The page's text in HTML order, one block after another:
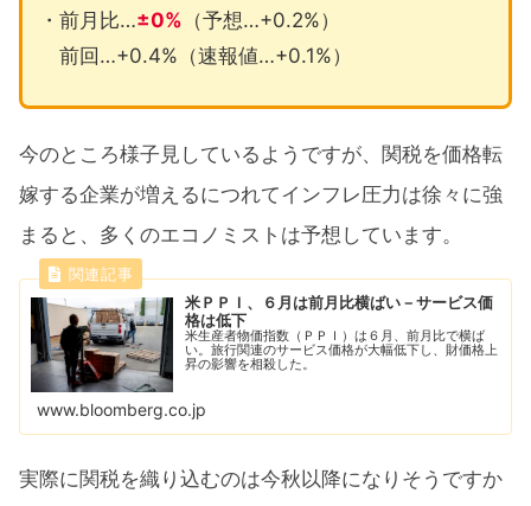
・前月比…±0% （予想…+0.2%）
前回…+0.4%（速報値…+0.1%）
今のところ様子見しているようですが、関税を価格転
嫁する企業が増えるにつれてインフレ圧力は徐々に強
まると、多くのエコノミストは予想しています。
米ＰＰＩ、６月は前月比横ばい－サービス価
格は低下
米生産者物価指数（ＰＰＩ）は６月、前月比で横ば
い。旅行関連のサービス価格が大幅低下し、財価格上
昇の影響を相殺した。
www.bloomberg.co.jp
実際に関税を織り込むのは今秋以降になりそうですか